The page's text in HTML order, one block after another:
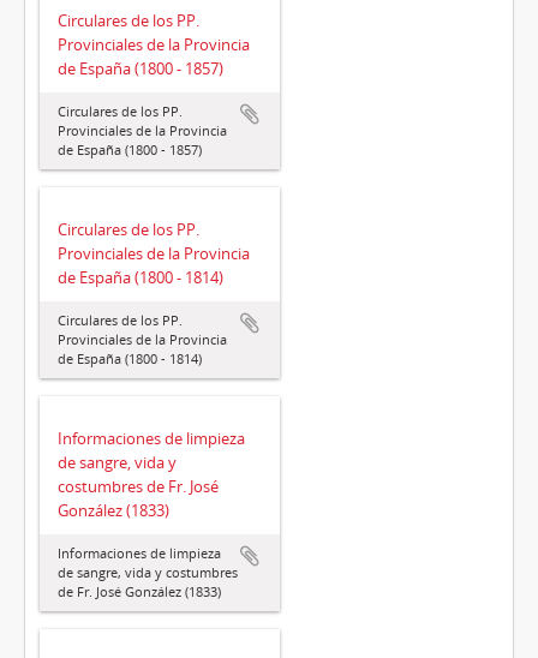
Circulares de los PP.
Provinciales de la Provincia
de España (1800 - 1857)
Circulares de los PP.
Provinciales de la Provincia
de España (1800 - 1857)
Circulares de los PP.
Provinciales de la Provincia
de España (1800 - 1814)
Circulares de los PP.
Provinciales de la Provincia
de España (1800 - 1814)
Informaciones de limpieza
de sangre, vida y
costumbres de Fr. José
González (1833)
Informaciones de limpieza
de sangre, vida y costumbres
de Fr. José González (1833)